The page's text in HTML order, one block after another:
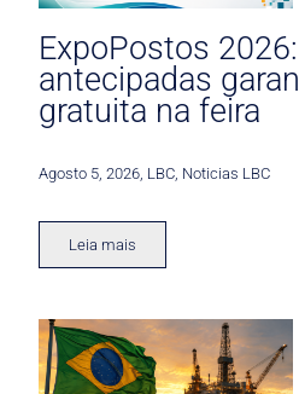
ExpoPostos
antecipadas
gratuita na feira
Agosto 5, 2026 LBC Noticias LBC
Leia mais